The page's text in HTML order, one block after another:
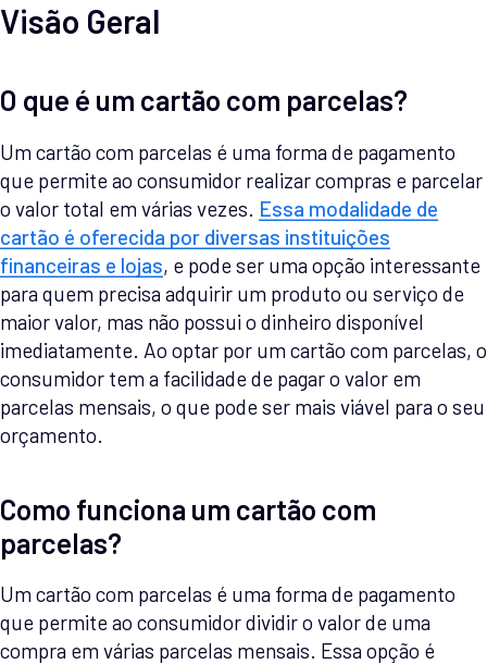
Visão Geral
O que é um cartão com parcelas?
Um cartão com parcelas é uma forma de pagamento
que permite ao consumidor realizar compras e parcelar
o valor total em várias vezes. Essa modalidade de
cartão é oferecida por diversas instituições
financeiras e lojas, e pode ser uma opção interessante
para quem precisa adquirir um produto ou serviço de
maior valor, mas não possui o dinheiro disponível
imediatamente. Ao optar por um cartão com parcelas, o
consumidor tem a facilidade de pagar o valor em
parcelas mensais, o que pode ser mais viável para o seu
orçamento.
Como funciona um cartão com
parcelas?
Um cartão com parcelas é uma forma de pagamento
que permite ao consumidor dividir o valor de uma
compra em várias parcelas mensais. Essa opção é